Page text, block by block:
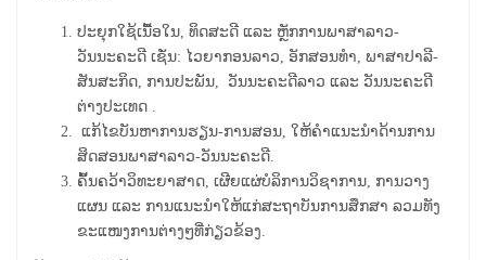
ປະຍຸກໃຊ້ເນື້ອໃນ ທິດສະດີ ແລະ ຫຼັກການພາສາລາວ-
ວັນນະຄະດີ ເຊັ່ນ: ໄວຍາກອນລາວ, ອັກສອນທໍາ, ພາສາປາລີ-
ສັນສະກິດ, ການປະພັນ, ວັນນະຄະດີລາວ ແລະ ວັນນະຄະດີ
ຕ່າງປະເທດ .
ແກ້ໄຂບັນຫາການຮຽນ-ການສອນ, ໃຫ້ຄໍາແນະນໍາດ້ານການ
ສິດສອນພາສາລາວ-ວັນນະຄະດີ.
ຄົ້້ນຄວ້າວິທະຍາສາດ ເຜີຍແຜ່ບໍລິການວິຊາການ ການວາງ
ແຜນ ແລະ ການແນະນໍາໃຫ້ແກ່ສະຖາບັນການສຶກສາ ລວມທັງ
ຂະແໜງການຕ່າງໆທີ່ກ່ຽວຂ້ອງ.